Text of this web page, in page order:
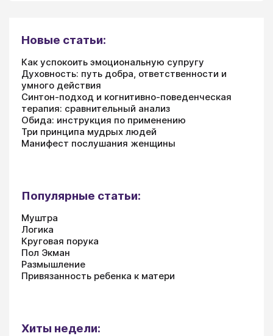
Новые статьи:
Как успокоить эмоциональную супругу
Духовность: путь добра, ответственности и
умного действия
Синтон-подход и когнитивно-поведенческая
терапия: сравнительный анализ
Обида: инструкция по применению
Три принципа мудрых людей
Манифест послушания женщины
Популярные статьи:
Муштра
Логика
Круговая порука
Пол Экман
Размышление
Привязанность ребенка к матери
Хиты недели: